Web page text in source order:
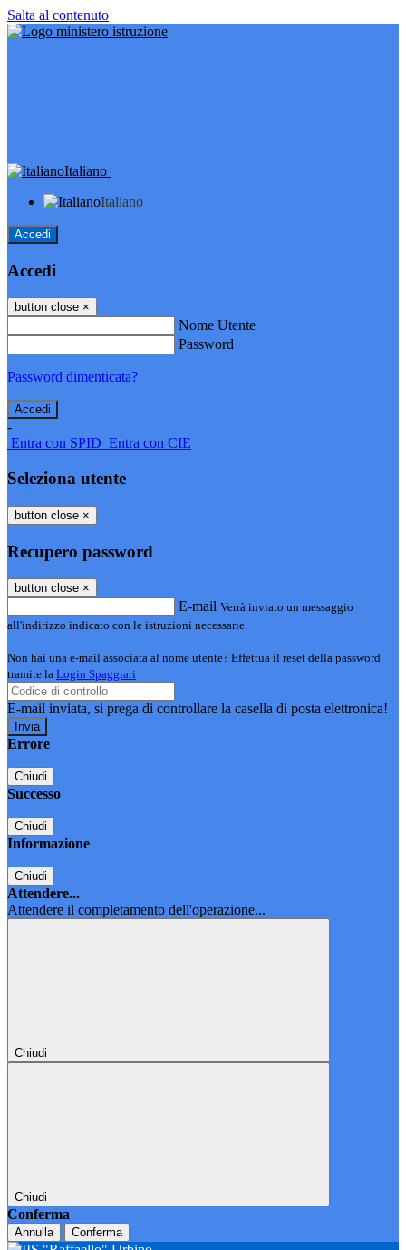
Salta al contenuto
Italiano
Italiano
Accedi
Accedi
button close ×
Nome Utente
Password
Password dimenticata?
-
Entra con SPID Entra con CIE
Seleziona utente
button close ×
Recupero password
button close ×
E-mail Verrà inviato un messaggio
all'indirizzo indicato con le istruzioni necessarie.
Non hai una e-mail associata al nome utente? Effettua il reset della password
tramite la Login Spaggiari
E-mail inviata, si prega di controllare la casella di posta elettronica!
Errore
Chiudi
Successo
Chiudi
Informazione
Chiudi
Attendere...
Attendere il completamento dell'operazione...
Chiudi
Chiudi
Conferma
Annulla Conferma